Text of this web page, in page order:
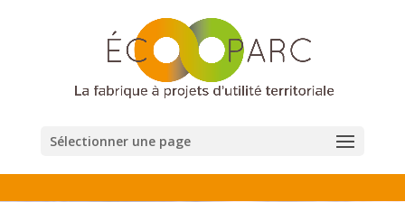
Sélectionner une page